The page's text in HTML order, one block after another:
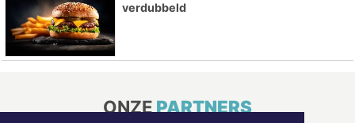
verdubbeld
ONZEPARTNERS